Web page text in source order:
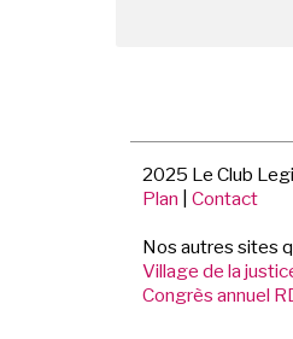
2025 Le Club
Plan
Contact
Nos autres sites
Village de la
Congrès annuel